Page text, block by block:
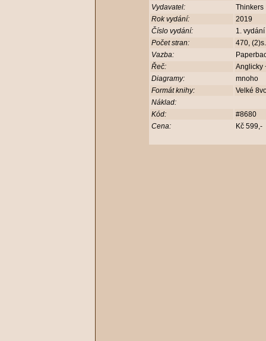
Vydavatel:
Rok vydání:
2019
Číslo vydání:
1. vydání
Počet stran:
470,
Vazba:
Řeč:
Anglicky
Diagramy:
mnoho
Formát knihy:
Velké
Náklad:
Kód:
#8680
Cena:
Kč 599,-